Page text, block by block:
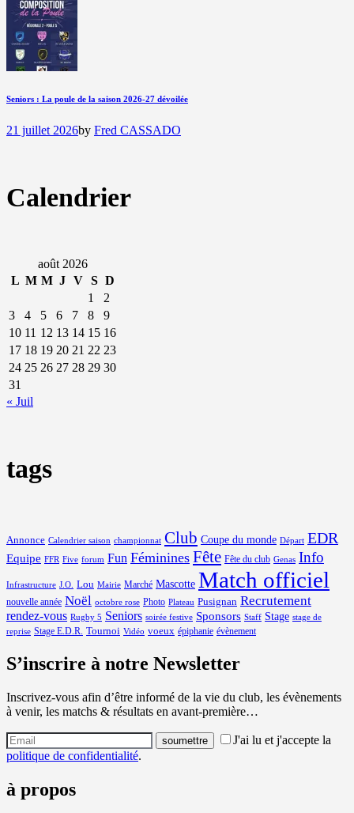
Seniors : La poule de la saison 2026-27 dévoilée
21 juillet 2026by Fred CASSADO
Calendrier
août 2026
L M M J V S D
1
2
3
4 5 6 7 8
9
10 11 12 13 14 15 16
17 18 19 20 21 22 23
24 25 26 27 28 29 30
31
« Juil
tags
Annonce Calendrier saison championnat Club Coupe du monde Départ EDR
Equipe FFR Five forum Fun Féminines Fête Fête du club Genas Info
Infrastructure J.O. Lou Mairie Marché Mascotte Match officiel
nouvelle année Noël octobre rose Photo Plateau Pusignan Recrutement
rendez-vous Rugby 5 Seniors soirée festive Sponsors Staff Stage stage de
reprise Stage E.D.R. Tournoi Vidéo voeux épiphanie évènement
S’inscrire à notre Newsletter
Inscrivez-vous afin d’être informé de la vie du club, les évènements
à venir, les matchs & résultats en avant-première…
J'ai lu et j'accepte la
politique de confidentialité.
à propos